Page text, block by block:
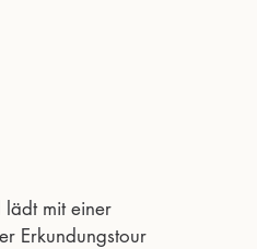
lädt mit einer
Erkundungstour